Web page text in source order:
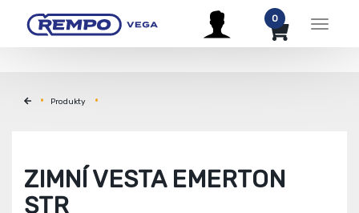
Menu
0
Produkty
ZIMNÍ VESTA EMERTON
STR